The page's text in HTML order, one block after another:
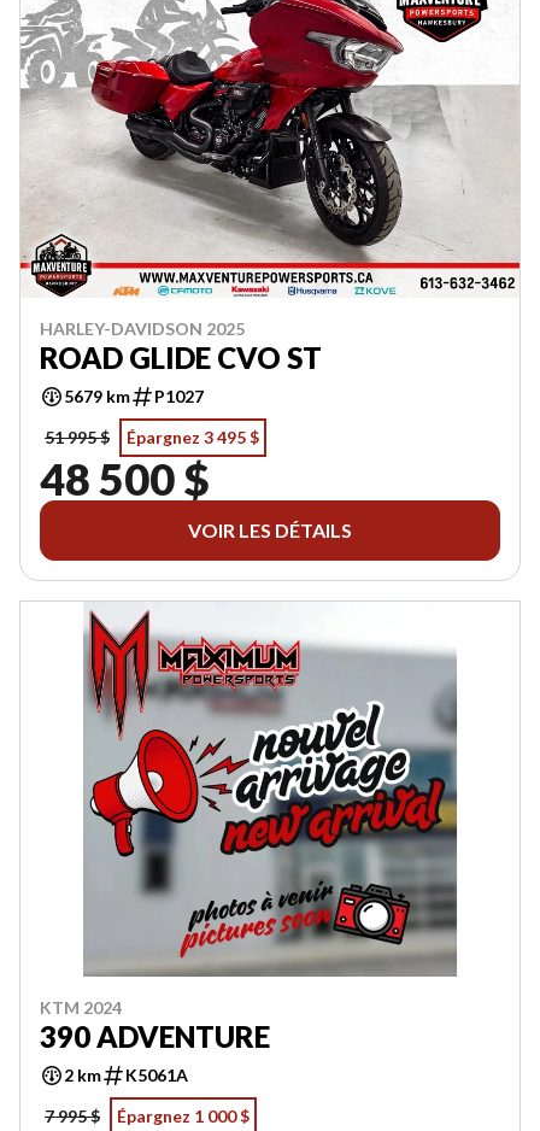
HARLEY-DAVIDSON 2025
ROAD GLIDE CVO ST
5679 km
P1027
51 995 $
Épargnez 3 495 $
48 500 $
VOIR LES DÉTAILS
KTM 2024
390 ADVENTURE
2 km
K5061A
7 995 $
Épargnez 1 000 $